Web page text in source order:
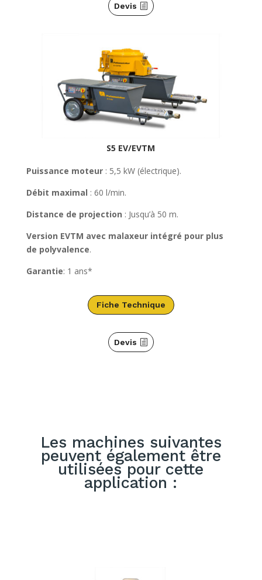
Devis
S5 EV/EVTM
Puissance moteur : 5,5 kW (électrique).
Débit maximal : 60 l/min.
Distance de projection : Jusqu’à 50 m.
Version EVTM avec malaxeur intégré pour plus
de polyvalence.
Garantie: 1 ans*
Fiche Technique
Devis
Les machines suivantes
peuvent également être
utilisées pour cette
application :